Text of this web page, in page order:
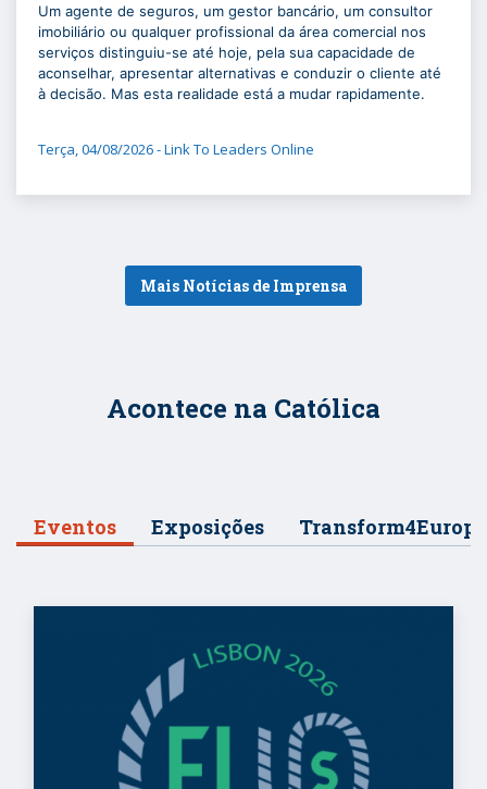
Um agente de seguros, um gestor bancário, um consultor
imobiliário ou qualquer profissional da área comercial nos
serviços distinguiu-se até hoje, pela sua capacidade de
aconselhar, apresentar alternativas e conduzir o cliente até
à decisão. Mas esta realidade está a mudar rapidamente.
Terça, 04/08/2026 - Link To Leaders Online
Mais Notícias de Imprensa
Acontece na Católica
Eventos Exposições Transform4Europe